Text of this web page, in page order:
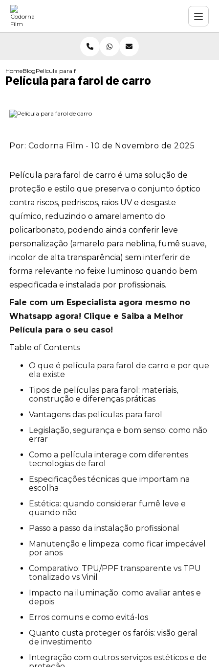
HomeBlogPelícula para farol de carro
Película para farol de carro
Por: Codorna Film - 10 de Novembro de 2025
Película para farol de carro é uma solução de
proteção e estilo que preserva o conjunto óptico
contra riscos, pedriscos, raios UV e desgaste
químico, reduzindo o amarelamento do
policarbonato, podendo ainda conferir leve
personalização (amarelo para neblina, fumê suave,
incolor de alta transparência) sem interferir de
forma relevante no feixe luminoso quando bem
especificada e instalada por profissionais.
Fale com um Especialista agora mesmo no
Whatsapp agora! Clique e Saiba a Melhor
Película para o seu caso!
Table of Contents
O que é película para farol de carro e por que
ela existe
Tipos de películas para farol: materiais,
construção e diferenças práticas
Vantagens das películas para farol
Legislação, segurança e bom senso: como não
errar
Como a película interage com diferentes
tecnologias de farol
Especificações técnicas que importam na
escolha
Estética: quando considerar fumê leve e
quando não
Passo a passo da instalação profissional
Manutenção e limpeza: como ficar impecável
por anos
Comparativo: TPU/PPF transparente vs TPU
tonalizado vs Vinil
Impacto na iluminação: como avaliar antes e
depois
Erros comuns e como evitá-los
Quanto custa proteger os faróis: visão geral
de investimento
Integração com outros serviços estéticos e de